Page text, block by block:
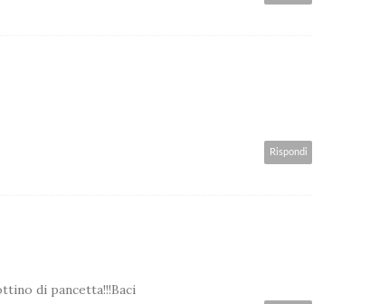
Rispondi
di pancetta!!!Baci